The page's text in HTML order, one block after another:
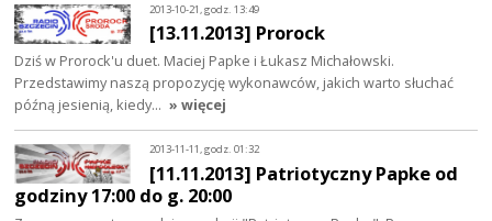
2013-10-21, godz. 13:49
[13.11.2013] Prorock
Dziś w Prorock'u duet. Maciej Papke i Łukasz Michałowski.
Przedstawimy naszą propozycję wykonawców, jakich warto słuchać
późną jesienią, kiedy… » więcej
2013-11-11, godz. 01:32
[11.11.2013] Patriotyczny Papke od
godziny 17:00 do g. 20:00